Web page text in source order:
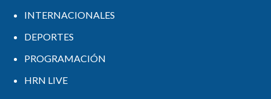
INTERNACIONALES
DEPORTES
PROGRAMACIÓN
HRN LIVE